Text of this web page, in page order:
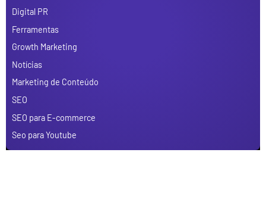
Digital PR
Ferramentas
Growth Marketing
Notícias
Marketing de Conteúdo
SEO
SEO para E-commerce
Seo para Youtube